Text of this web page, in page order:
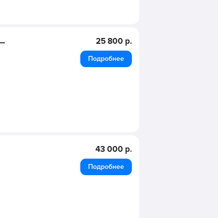
25 800 р.
Подробнее
43 000 р.
Подробнее